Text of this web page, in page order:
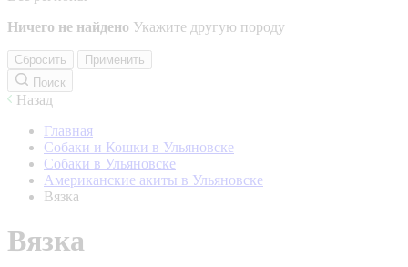
Ничего не найдено Укажите другую породу
Сбросить
Применить
Поиск
Назад
Главная
Собаки и Кошки в Ульяновске
Собаки в Ульяновске
Американские акиты в Ульяновске
Вязка
Вязка